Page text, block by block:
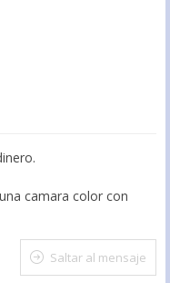
camara color con
Saltar al mensaje